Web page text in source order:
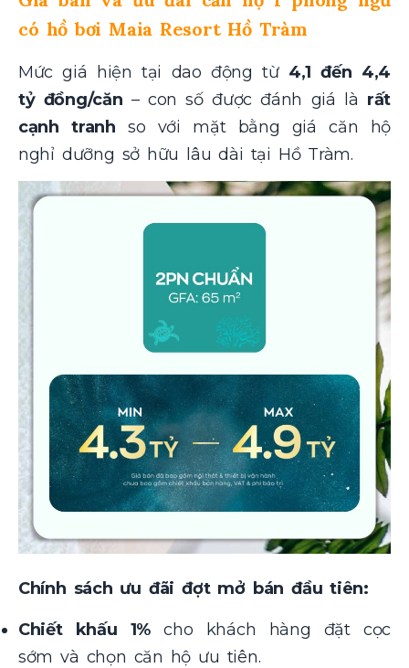
có hồ bơi Maia Resort Hồ Tràm
Mức giá hiện tại dao động từ 4,1 đến 4,4
tỷ đồng/căn – con số được đánh giá là rất
cạnh tranh so với mặt bằng giá căn hộ
nghỉ dưỡng sở hữu lâu dài tại Hồ Tràm.
Chính sách ưu đãi đợt mở bán đầu tiên:
Chiết khấu 1% cho khách hàng đặt cọc
sớm và chọn căn hộ ưu tiên.